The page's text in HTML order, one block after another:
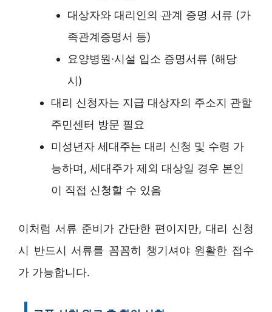
대상자와 대리인의 관계 증명 서류 (가
족관계증명서 등)
요양병원·시설 입소 증명서류 (해당
시)
대리 신청자는 지급 대상자의 주소지 관할
주민센터 방문 필요
미성년자 세대주는 대리 신청 및 수령 가
능하며, 세대주가 제외 대상일 경우 본인
이 직접 신청할 수 있음
이처럼 서류 준비가 간단한 편이지만, 대리 신청
시 반드시 서류를 꼼꼼히 챙기셔야 원활한 접수
가 가능합니다.